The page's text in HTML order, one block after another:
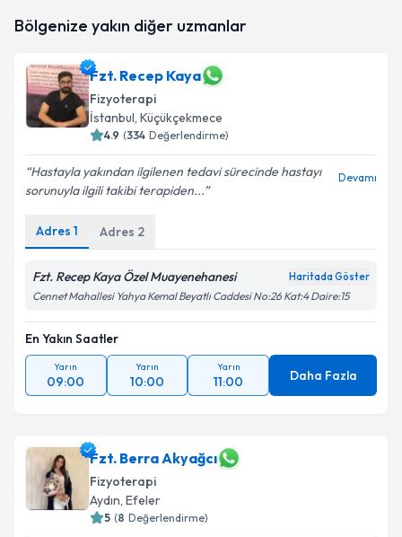
Size bu uzmandan randevu almanız için bir takvim
E-posta Adresiniz
Kişisel verilerimin işlenmesine ilişkinAydınlatma
Metni'ni okudum ve kişisel verilerimin belirtilen
Bölgenize yakın diğer uzmanlar
Fzt. Recep Kaya
Fizyoterapi
İstanbul, Küçükçekmece
4.9 (334 Değerlendirme)
Hastayla yakından ilgilenen tedavi sürecinde hastayı
sorunuyla ilgili takibi terapiden...
Devamı
Adres 1 Adres 2
Fzt. Recep Kaya Özel Muayenehanesi Haritada Göster
Cennet Mahallesi Yahya Kemal Beyatlı Caddesi No:26 Kat:4 Daire:15
En Yakın Saatler
Yarın
09:00
Yarın
10:00
Yarın
11:00 Daha Fazla
Fzt. Berra Akyağcı
Fizyoterapi
Aydın, Efeler
5 (8 Değerlendirme)